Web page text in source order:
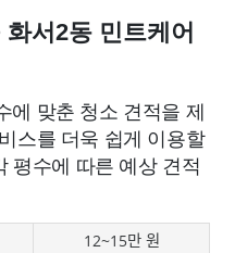
서2동 민트케어
에 맞춘 청소 견적을 제
스를 더욱 쉽게 이용할
평수에 따른 예상 견적
12~15만 원